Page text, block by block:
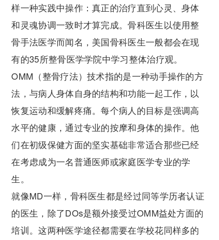
样一种实践中操作：真正的治疗直到心灵、身体
和灵魂协调一致时才算完成。骨科医生以使用整
骨手法医学而闻名，美国骨科医生一般都会在现
有的35所整骨医学学院中学习整体治疗观。
OMM（整骨疗法）技术指的是一种动手操作的方
法，与病人身体自身的结构和功能一起工作，以
恢复运动和缓解疼痛。每个病人的目标是强调高
水平的健康，通过专业的按摩和身体的操作。他
们在初级保健方面的坚实基础非常适合那些已经
在考虑成为一名普通医师或家庭医学专业的学
生。
就像MD一样，骨科医生都是经过同等学历者认证
的医生，除了DOs是额外接受过OMM益处方面的
培训。这两种医学途径都需要在学校花同样多的